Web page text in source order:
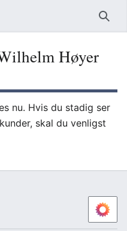
Søg
Høyer
nu. Hvis du stadig ser
skal du venligst